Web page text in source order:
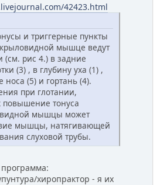
42423.html
и триггерные пункты
мышце ведут
(см. рис 4.) в задние
(3) , в глубину уха (1) ,
носа (5) и гортань (4).
при глотании,
повышение тонуса
мышцы может
мышцы, натягивающей
слуховой трубы.
хиропрактор - я их